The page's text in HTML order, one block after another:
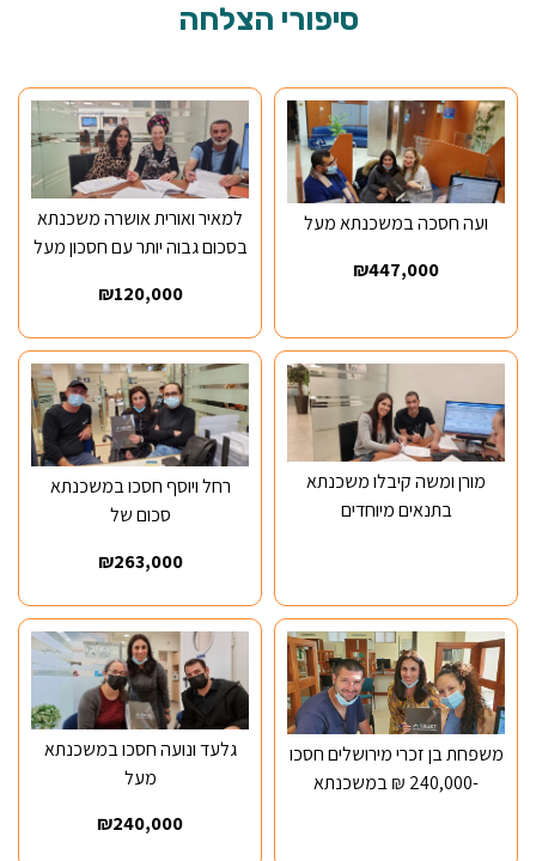
סיפורי הצלחה
ועה חסכה במשכנתא מעל
₪447,000
למאיר ואורית אושרה משכנתא
בסכום גבוה יותר עם חסכון מעל
₪120,000
מורן ומשה קיבלו משכנתא
בתנאים מיוחדים
רחל ויוסף חסכו במשכנתא
סכום של
₪263,000
משפחת בן זכרי מירושלים חסכו
-240,000 ₪ במשכנתא
גלעד ונועה חסכו במשכנתא
מעל
₪240,000